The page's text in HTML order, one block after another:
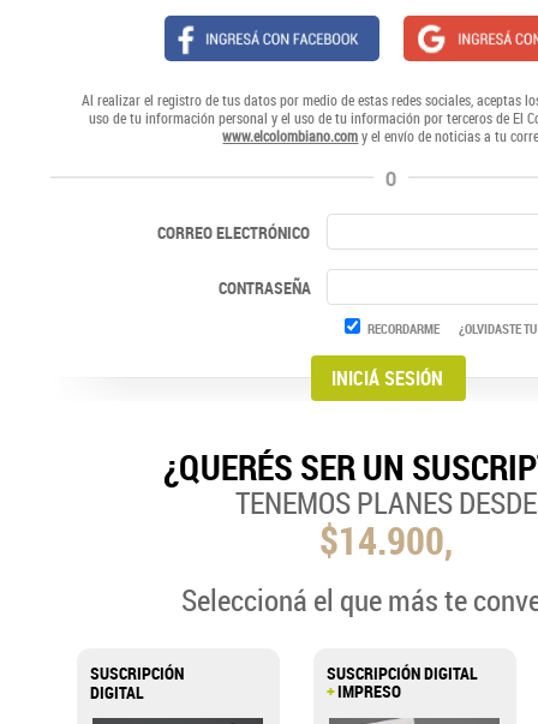
Al realizar el registro de tus datos por medio de estas redes sociales, aceptas
uso de tu información personal y el uso de tu información por terceros de El
www.elcolombiano.comy el envío de noticias a tu
O
CORREO ELECTRÓNICO
CONTRASEÑA
RECORDARME ¿OLVIDASTE TU
¿QUERÉS SER UN
TENEMOS PLANES DESDE
$14.900,
Seleccioná el que más te
SUSCRIPCIÓN
DIGITAL
SUSCRIPCIÓN DIGITAL
+IMPRESO